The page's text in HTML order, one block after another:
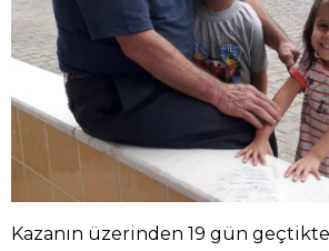
Kazanın üzerinden 19 gün